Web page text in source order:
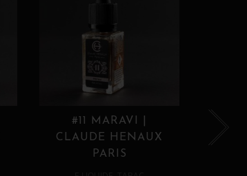
#11 MARAVI |
CLAUDE HENAUX
PARIS